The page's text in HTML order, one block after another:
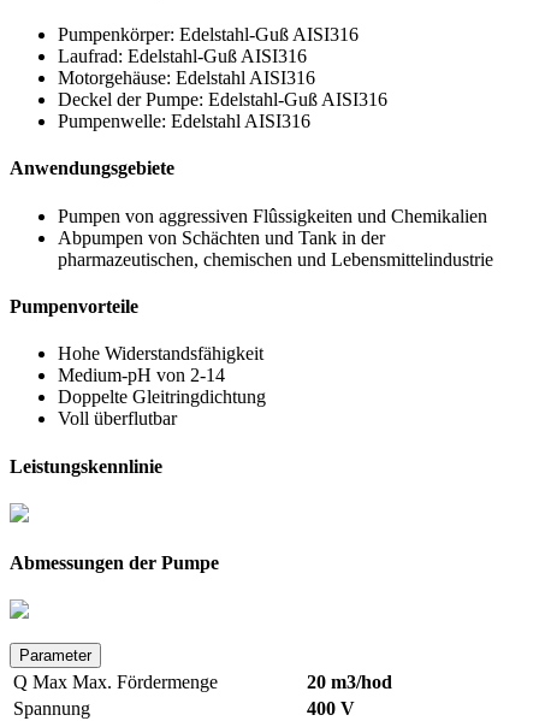
Pumpenkörper: Edelstahl-Guß AISI316
Laufrad: Edelstahl-Guß AISI316
Motorgehäuse: Edelstahl AISI316
Deckel der Pumpe: Edelstahl-Guß AISI316
Pumpenwelle: Edelstahl AISI316
Anwendungsgebiete
Pumpen von aggressiven Flûssigkeiten und Chemikalien
Abpumpen von Schächten und Tank in der
pharmazeutischen, chemischen und Lebensmittelindustrie
Pumpenvorteile
Hohe Widerstandsfähigkeit
Medium-pH von 2-14
Doppelte Gleitringdichtung
Voll überflutbar
Leistungskennlinie
Abmessungen der Pumpe
Parameter
Q Max Max. Fördermenge
20 m3/hod
Spannung
400 V